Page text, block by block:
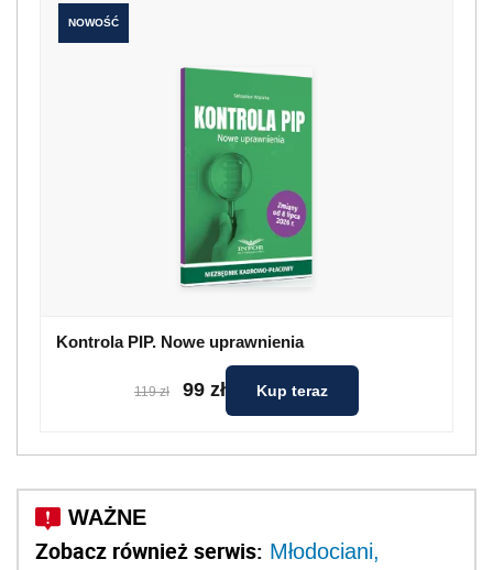
NOWOŚĆ
Kontrola PIP. Nowe uprawnienia
119 zł 99 zł Kup teraz
Zobacz również serwis: Młodociani,